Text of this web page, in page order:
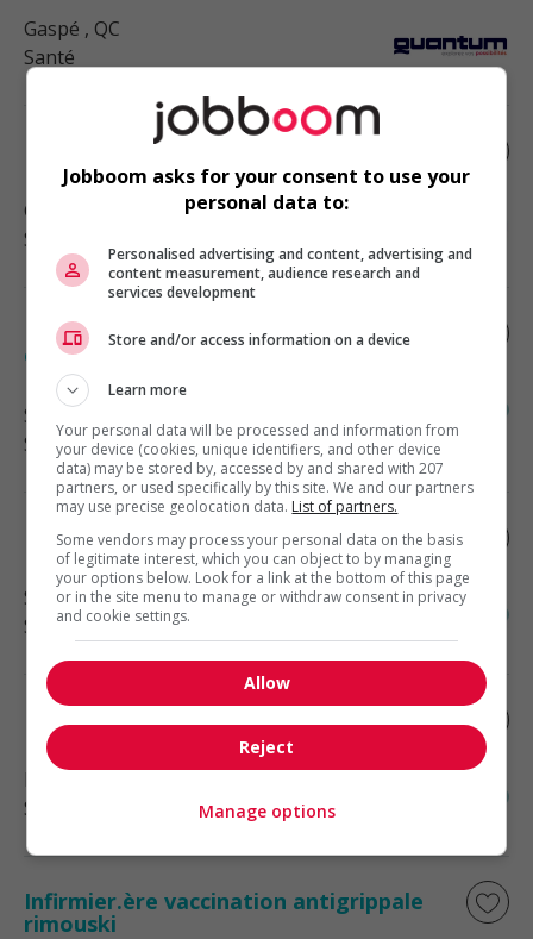
Gaspé , QC
Santé
Infirmières et infirmiers clinicien(ne)s
Gaspé
Santé
Infirmier(ère) en région isolée – camp
esker (nunavik)
Sept-Îles
Santé
Infirmier.ière en entreprise, sept-îles
Sept-Îles, QC
Santé
Dépistage biométrique en entreprise
Santé
Infirmier.ère vaccination antigrippale
rimouski
Jobboom asks for your consent to use your
personal data to:
Personalised advertising and content, advertising and
content measurement, audience research and
services development
Store and/or access information on a device
Learn more
Your personal data will be processed and information from
your device (cookies, unique identifiers, and other device
data) may be stored by, accessed by and shared with 207
partners, or used specifically by this site. We and our partners
may use precise geolocation data. List of partners.
Some vendors may process your personal data on the basis
of legitimate interest, which you can object to by managing
your options below. Look for a link at the bottom of this page
or in the site menu to manage or withdraw consent in privacy
and cookie settings.
Allow
Reject
Manage options